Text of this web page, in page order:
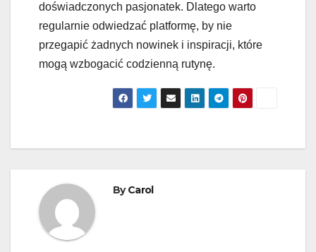
doświadczonych pasjonatek. Dlatego warto
regularnie odwiedzać platformę, by nie
przegapić żadnych nowinek i inspiracji, które
mogą wzbogacić codzienną rutynę.
ByCarol